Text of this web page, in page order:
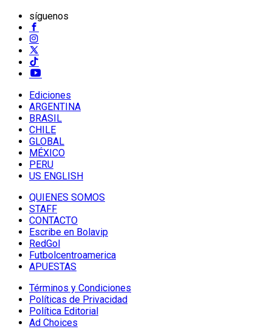
síguenos
Ediciones
ARGENTINA
BRASIL
CHILE
GLOBAL
MÉXICO
PERU
US ENGLISH
QUIENES SOMOS
STAFF
CONTACTO
Escribe en Bolavip
RedGol
Futbolcentroamerica
APUESTAS
Términos y Condiciones
Políticas de Privacidad
Política Editorial
Ad Choices